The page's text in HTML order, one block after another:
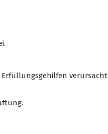
Erfüllungsgehilfen verursacht